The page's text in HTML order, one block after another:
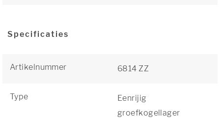
Specificaties
Artikelnummer 6814 ZZ
Type
Eenrijig
groefkogellager